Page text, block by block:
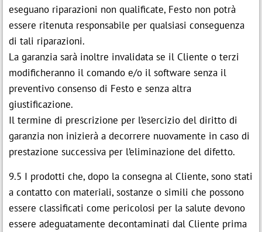
eseguano riparazioni non qualificate, Festo non potrà
essere ritenuta responsabile per qualsiasi conseguenza
di tali riparazioni.
La garanzia sarà inoltre invalidata se il Cliente o terzi
modificheranno il comando e/o il software senza il
preventivo consenso di Festo e senza altra
giustificazione.
Il termine di prescrizione per l’esercizio del diritto di
garanzia non inizierà a decorrere nuovamente in caso di
prestazione successiva per l’eliminazione del difetto.
9.5 I prodotti che, dopo la consegna al Cliente, sono stati
a contatto con materiali, sostanze o simili che possono
essere classificati come pericolosi per la salute devono
essere adeguatamente decontaminati dal Cliente prima